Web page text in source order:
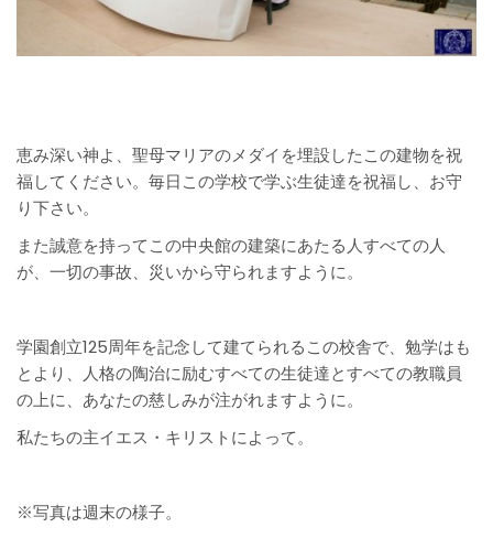
恵み深い神よ、聖母マリアのメダイを埋設したこの建物を祝
福してください。毎日この学校で学ぶ生徒達を祝福し、お守
り下さい。
また誠意を持ってこの中央館の建築にあたる人すべての人
が、一切の事故、災いから守られますように。
学園創立125周年を記念して建てられるこの校舎で、勉学はも
とより、人格の陶治に励むすべての生徒達とすべての教職員
の上に、あなたの慈しみが注がれますように。
私たちの主イエス・キリストによって。
※写真は週末の様子。